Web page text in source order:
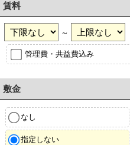
賃料
～
管理費・共益費込み
敷金
なし
指定しない